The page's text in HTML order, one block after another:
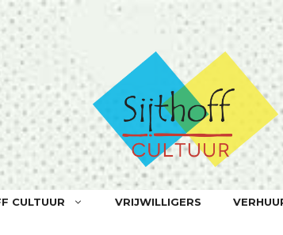
CULTUUR VRIJWILLIGERS